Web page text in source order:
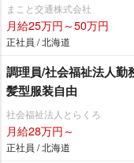
まこと交通株式会社
月給25万円～50万円
正社員 / 北海道
調理員/社会福祉法人勤
髪型服装自由
社会福祉法人とらくろ
月給28万円～
正社員 / 北海道